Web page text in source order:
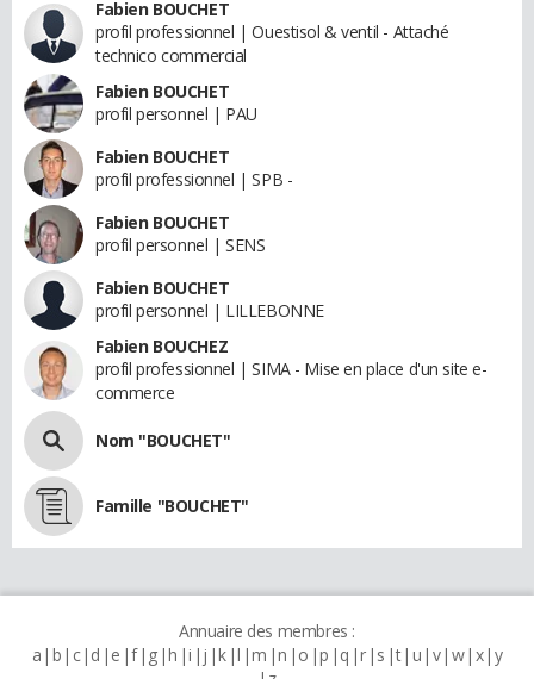
Fabien BOUCHET
profil professionnel | Ouestisol & ventil - Attaché
technico commercial
Fabien BOUCHET
profil personnel | PAU
Fabien BOUCHET
profil professionnel | SPB -
Fabien BOUCHET
profil personnel | SENS
Fabien BOUCHET
profil personnel | LILLEBONNE
Fabien BOUCHEZ
profil professionnel | SIMA - Mise en place d'un site e-
commerce
Nom "BOUCHET"
Famille "BOUCHET"
Annuaire des membres :
a b c d e f g h i j k l m n o p q r s t u v w x y